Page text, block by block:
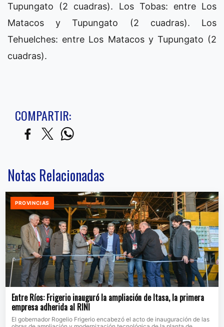
Tupungato (2 cuadras). Los Tobas: entre Los
Matacos y Tupungato (2 cuadras). Los
Tehuelches: entre Los Matacos y Tupungato (2
cuadras).
COMPARTIR:
Notas Relacionadas
PROVINCIAS
Entre Ríos: Frigerio inauguró la ampliación de Itasa, la primera
empresa adherida al RINI
El gobernador Rogelio Frigerio encabezó el acto de inauguración de las